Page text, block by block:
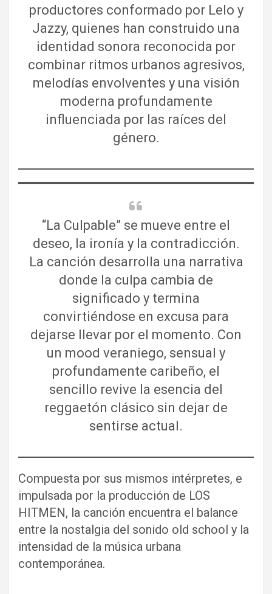
productores conformado por Lelo y
Jazzy, quienes han construido una
identidad sonora reconocida por
combinar ritmos urbanos agresivos,
melodías envolventes y una visión
moderna profundamente
influenciada por las raíces del
género.
“La Culpable” se mueve entre el
deseo, la ironía y la contradicción.
La canción desarrolla una narrativa
donde la culpa cambia de
significado y termina
convirtiéndose en excusa para
dejarse llevar por el momento. Con
un mood veraniego, sensual y
profundamente caribeño, el
sencillo revive la esencia del
reggaetón clásico sin dejar de
sentirse actual.
Compuesta por sus mismos intérpretes, e
impulsada por la producción de LOS
HITMEN, la canción encuentra el balance
entre la nostalgia del sonido old school y la
intensidad de la música urbana
contemporánea.